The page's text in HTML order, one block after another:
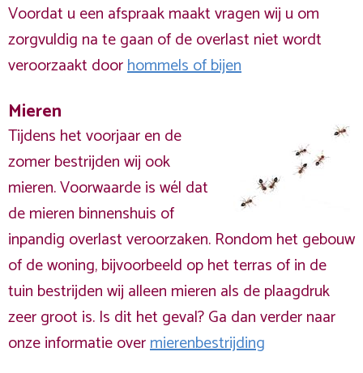
Voordat u een afspraak maakt vragen wij u om
zorgvuldig na te gaan of de overlast niet wordt
veroorzaakt doorhommels of bijen
Mieren
Tijdens het voorjaar en de
zomer bestrijden wij ook
mieren. Voorwaarde is wél dat
de mieren binnenshuis of
inpandig overlast veroorzaken. Rondom het gebouw
of de woning, bijvoorbeeld op het terras of in de
tuin bestrijden wij alleen mieren als de plaagdruk
zeer groot is. Is dit het geval? Ga dan verder naar
onze informatie overmierenbestrijding